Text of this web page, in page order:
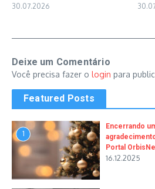
30.07.2026
Deixe um Comentário
Você precisa fazer o login para
Featured Posts
1
Encerrando
Portal
16.12.2025